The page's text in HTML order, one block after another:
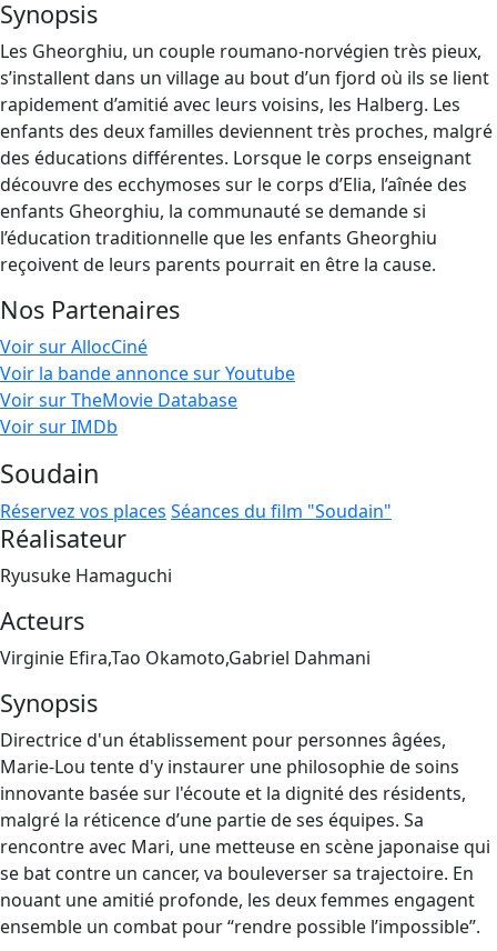
Synopsis
Les Gheorghiu, un couple roumano-norvégien très pieux,
s’installent dans un village au bout d’un fjord où ils se lient
rapidement d’amitié avec leurs voisins, les Halberg. Les
enfants des deux familles deviennent très proches, malgré
des éducations différentes. Lorsque le corps enseignant
découvre des ecchymoses sur le corps d’Elia, l’aînée des
enfants Gheorghiu, la communauté se demande si
l’éducation traditionnelle que les enfants Gheorghiu
reçoivent de leurs parents pourrait en être la cause.
Nos Partenaires
Voir sur AllocCiné
Voir la bande annonce sur Youtube
Voir sur TheMovie Database
Voir sur IMDb
Soudain
Réservez vos places Séances du film "Soudain"
Réalisateur
Ryusuke Hamaguchi
Acteurs
Virginie Efira,Tao Okamoto,Gabriel Dahmani
Synopsis
Directrice d'un établissement pour personnes âgées,
Marie-Lou tente d'y instaurer une philosophie de soins
innovante basée sur l'écoute et la dignité des résidents,
malgré la réticence d’une partie de ses équipes. Sa
rencontre avec Mari, une metteuse en scène japonaise qui
se bat contre un cancer, va bouleverser sa trajectoire. En
nouant une amitié profonde, les deux femmes engagent
ensemble un combat pour “rendre possible l’impossible”.